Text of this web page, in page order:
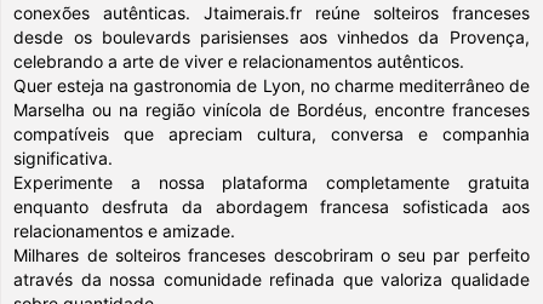
conexões autênticas. Jtaimerais.fr reúne solteiros franceses
desde os boulevards parisienses aos vinhedos da Provença,
celebrando a arte de viver e relacionamentos autênticos.
Quer esteja na gastronomia de Lyon, no charme mediterrâneo de
Marselha ou na região vinícola de Bordéus, encontre franceses
compatíveis que apreciam cultura, conversa e companhia
significativa.
Experimente a nossa plataforma completamente gratuita
enquanto desfruta da abordagem francesa sofisticada aos
relacionamentos e amizade.
Milhares de solteiros franceses descobriram o seu par perfeito
através da nossa comunidade refinada que valoriza qualidade